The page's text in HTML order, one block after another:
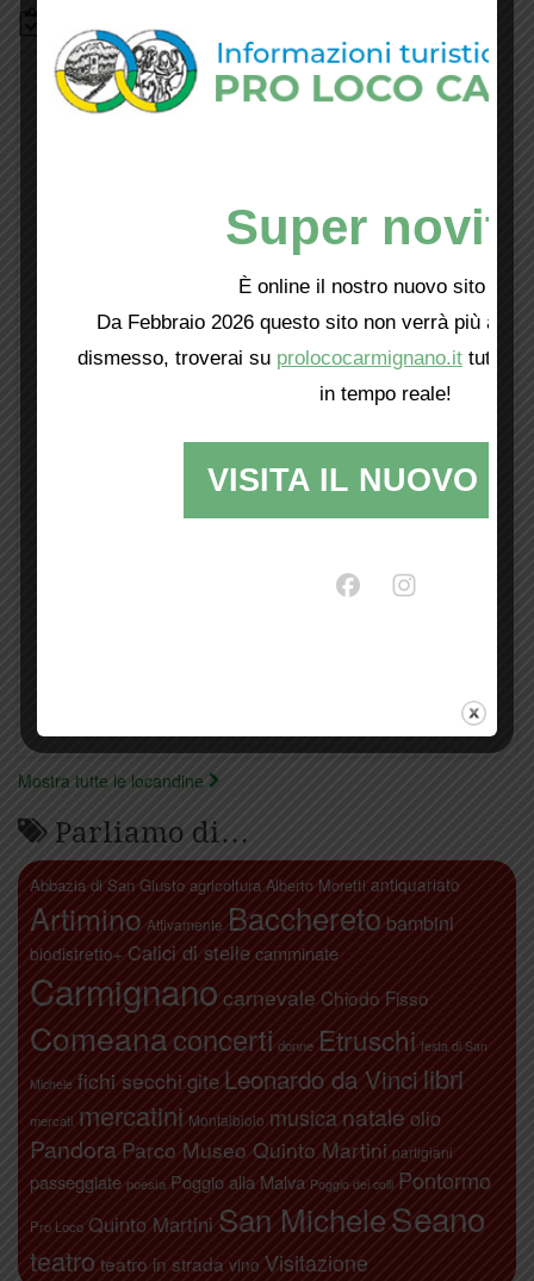
Bacheca
Mostra tutte le locandine
Parliamo di…
Abbazia di San Giusto agricoltura Alberto Moretti antiquariato
Artimino Attivamente Bacchereto bambini
biodistretto+ Calici di stelle camminate
Carmignano carnevale Chiodo Fisso
Comeanaconcerti donne Etruschi festa di San
Michele fichi secchi gite Leonardo da Vinci libri
mercati mercatini Montalbiolo musica natale olio
Pandora Parco Museo Quinto Martini partigiani
passeggiate poesia Poggio alla Malva Poggio dei colli Pontormo
Pro Loco Quinto Martini San MicheleSeano
teatro teatro in strada vino Visitazione
Super
È online il nostro nuovo sito web!
Da Febbraio 2026 questo sito non verrà più
dismesso, troverai su prolococarmignano.it tutti i
in tempo reale!
VISITA IL NUOVO